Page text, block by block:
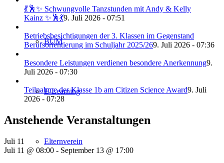
BÜM
E-Learning
Elternverein
💃🕺✨ Schwungvolle Tanzstunden mit Andy & Kelly
Kainz ✨🕺💃9. Juli 2026 - 07:51
Betriebsbesichtigungen der 3. Klassen im Gegenstand
Berufsorientierung im Schuljahr 2025/269. Juli 2026 - 07:36
Besondere Leistungen verdienen besondere Anerkennung9.
Juli 2026 - 07:30
Teilnahme der Klasse 1b am Citizen Science Award9. Juli
2026 - 07:28
Anstehende Veranstaltungen
Juli 11
Juli 11 @ 08:00 - September 13 @ 17:00